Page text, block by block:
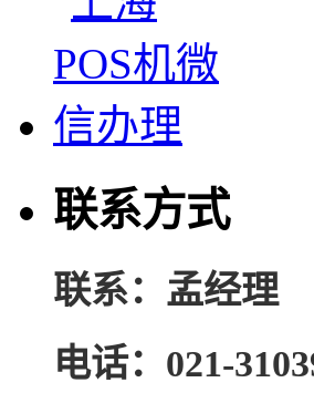
联系方式
联系：孟经理
电话：021-